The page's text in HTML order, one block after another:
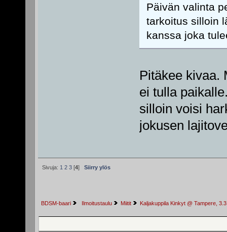
Päivän valinta
tarkoitus silloin
kanssa joka
Pitäkee kivaa.
ei tulla
silloin voisi
jokusen
Sivuja: 1 2 3[4] Siirry ylös
BDSM-baari Ilmoitustaulu Miitit Kaljakuppila Kinkyt @ Tampere,